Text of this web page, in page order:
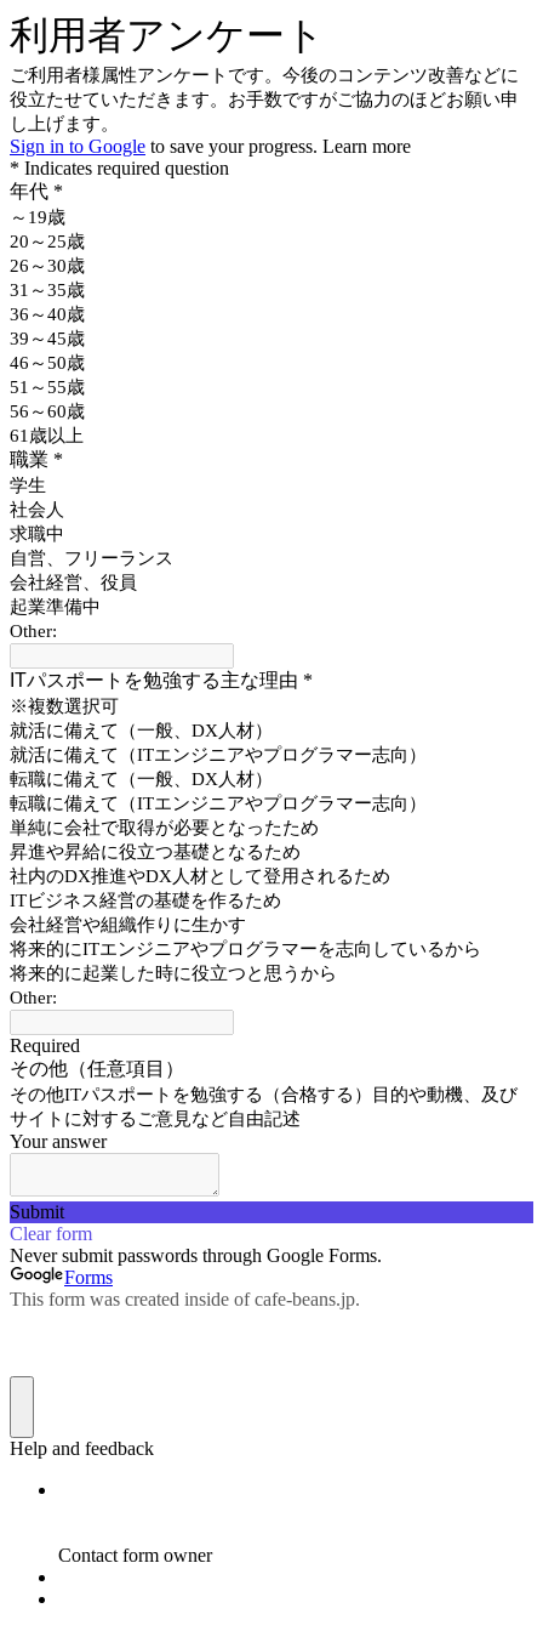
利用者アンケート
ご利用者様属性アンケートです。今後のコンテンツ改善などに
役立たせていただきます。お手数ですがご協力のほどお願い申
し上げます。
Sign in to Google to save your progress. Learn more
* Indicates required question
年代 *
～19歳
20～25歳
26～30歳
31～35歳
36～40歳
39～45歳
46～50歳
51～55歳
56～60歳
61歳以上
職業 *
学生
社会人
求職中
自営、フリーランス
会社経営、役員
起業準備中
Other:
ITパスポートを勉強する主な理由 *
※複数選択可
就活に備えて（一般、DX人材）
就活に備えて（ITエンジニアやプログラマー志向）
転職に備えて（一般、DX人材）
転職に備えて（ITエンジニアやプログラマー志向）
単純に会社で取得が必要となったため
昇進や昇給に役立つ基礎となるため
社内のDX推進やDX人材として登用されるため
ITビジネス経営の基礎を作るため
会社経営や組織作りに生かす
将来的にITエンジニアやプログラマーを志向しているから
将来的に起業した時に役立つと思うから
Other:
Required
その他（任意項目）
その他ITパスポートを勉強する（合格する）目的や動機、及び
サイトに対するご意見など自由記述
Your answer
Submit
Clear form
Never submit passwords through Google Forms.
Forms
This form was created inside of cafe-beans.jp.
Help and feedback
Contact form owner